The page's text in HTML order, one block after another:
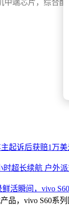
中端芯片，综合
起诉后获赔1万美
时超长续航 户外
活瞬间，vivo
品，vivo S60系